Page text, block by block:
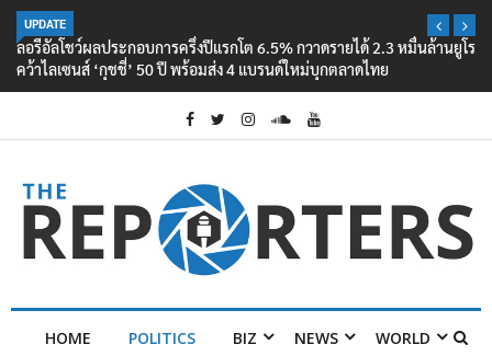
UPDATE
ลอรีอัลโชว์ผลประกอบการครึ่งปีแรกโต 6.5% กวาดรายได้ 2.3 หมื่นล้านยูโร
คว้าไลเซนส์ ‘กุชชี่’ 50 ปี พร้อมส่ง 4 แบรนด์ใหม่บุกตลาดไทย
HOME POLITICS BIZ NEWS WORLD